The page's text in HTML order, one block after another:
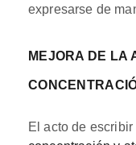
expresarse de
MEJORA DE LA
El acto de